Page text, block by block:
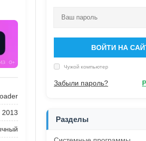
2013
ВОЙТИ НА
Чужой компьютер
Забыли пароль?
Разделы